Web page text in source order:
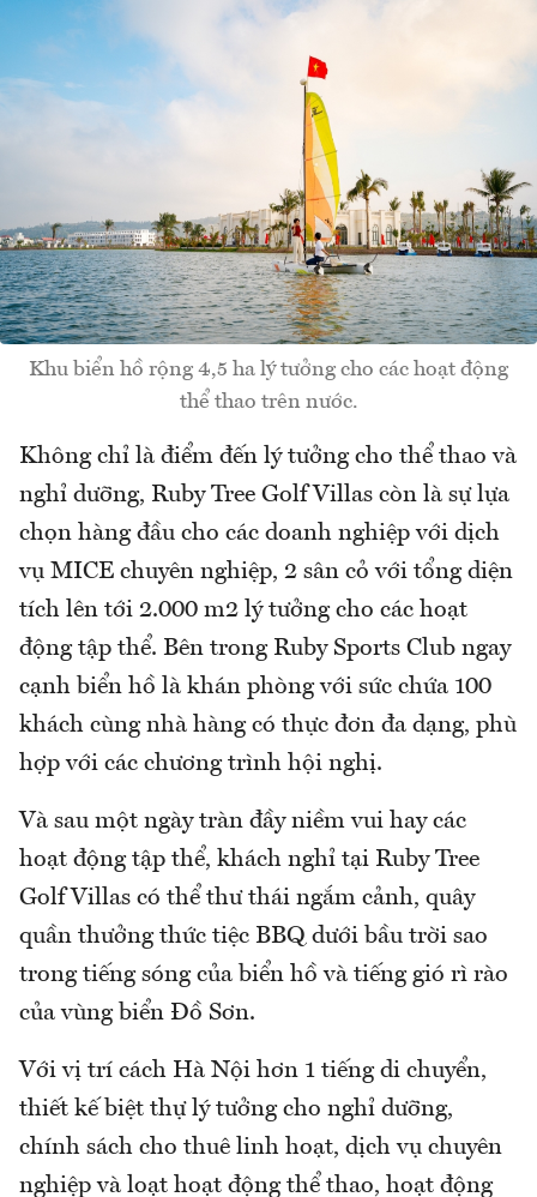
Khu biển hồ rộng 4,5 ha lý tưởng cho các hoạt động
thể thao trên nước.
Không chỉ là điểm đến lý tưởng cho thể thao và
nghỉ dưỡng, Ruby Tree Golf Villas còn là sự lựa
chọn hàng đầu cho các doanh nghiệp với dịch
vụ MICE chuyên nghiệp, 2 sân cỏ với tổng diện
tích lên tới 2.000 m2 lý tưởng cho các hoạt
động tập thể. Bên trong Ruby Sports Club ngay
cạnh biển hồ là khán phòng với sức chứa 100
khách cùng nhà hàng có thực đơn đa dạng, phù
hợp với các chương trình hội nghị.
Và sau một ngày tràn đầy niềm vui hay các
hoạt động tập thể, khách nghỉ tại Ruby Tree
Golf Villas có thể thư thái ngắm cảnh, quây
quần thưởng thức tiệc BBQ dưới bầu trời sao
trong tiếng sóng của biển hồ và tiếng gió rì rào
của vùng biển Đồ Sơn.
Với vị trí cách Hà Nội hơn 1 tiếng di chuyển,
thiết kế biệt thự lý tưởng cho nghỉ dưỡng,
chính sách cho thuê linh hoạt, dịch vụ chuyên
nghiệp và loạt hoạt động thể thao, hoạt động